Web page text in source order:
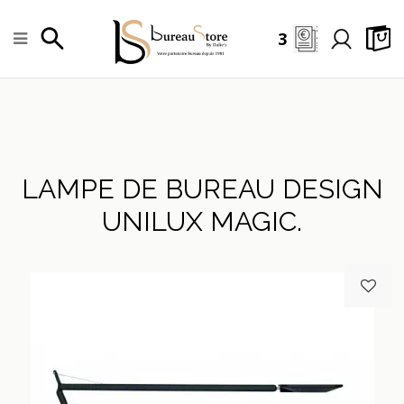
3
LAMPE DE BUREAU DESIGN
UNILUX MAGIC.